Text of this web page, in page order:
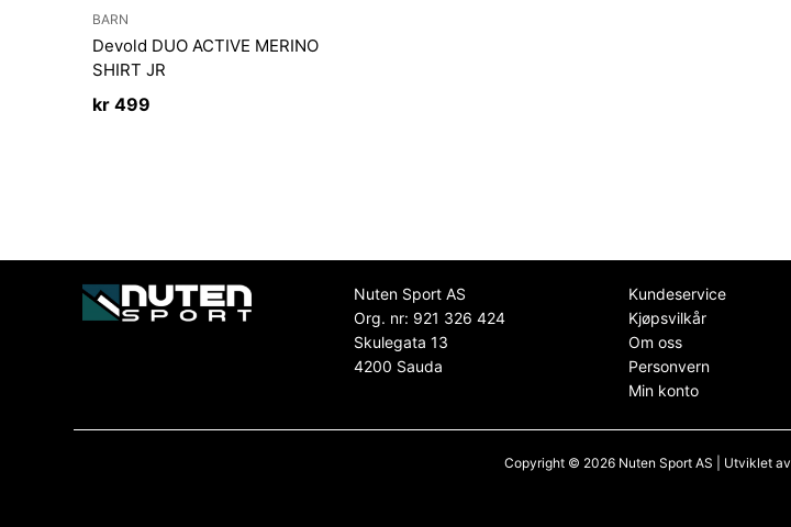
BARN
Devold DUO ACTIVE MERINO
SHIRT JR
kr 499
Nuten Sport AS
Org. nr: 921 326 424
Skulegata 13
4200 Sauda
Kundeservice
Kjøpsvilkår
Om oss
Personvern
Min konto
Copyright © 2026 Nuten Sport AS | Utviklet av